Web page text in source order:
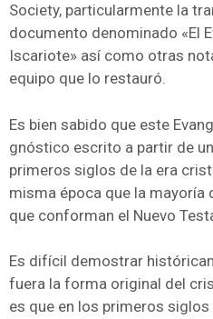
Society, particularmente la
documento denominado «El
Iscariote» así como otras
equipo que lo restauró.
Es bien sabido que este
gnóstico escrito a partir de
primeros siglos de la era
misma época que la
que conforman el Nuevo
Es difícil demostrar
fuera la forma original del
es que en los primeros